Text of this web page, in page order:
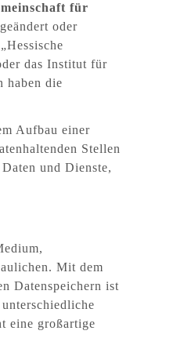
für
oder
das Institut für
haben die
Aufbau einer
Stellen
und Dienste,
Mit dem
Datenspeichern ist
eine großartige